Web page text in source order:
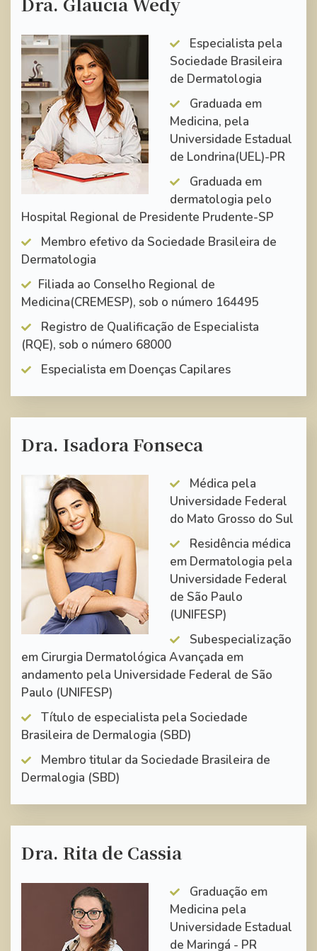
Especialista pela
Sociedade Brasileira
de Dermatologia
Graduada em
Medicina, pela
Universidade Estadual
de Londrina(UEL)-PR
Graduada em
dermatologia pelo
Hospital Regional de Presidente Prudente-SP
Membro efetivo da Sociedade Brasileira de
Dermatologia
Filiada ao Conselho Regional de
Medicina(CREMESP), sob o número 164495
Registro de Qualificação de Especialista
(RQE), sob o número 68000
Especialista em Doenças Capilares
Dra. Isadora Fonseca
Médica pela
Universidade Federal
do Mato Grosso do Sul
Residência médica
em Dermatologia pela
Universidade Federal
de São Paulo
(UNIFESP)
Subespecialização
em Cirurgia Dermatológica Avançada em
andamento pela Universidade Federal de São
Paulo (UNIFESP)
Título de especialista pela Sociedade
Brasileira de Dermalogia (SBD)
Membro titular da Sociedade Brasileira de
Dermalogia (SBD)
Dra. Rita de Cassia
Graduação em
Medicina pela
Universidade Estadual
de Maringá - PR